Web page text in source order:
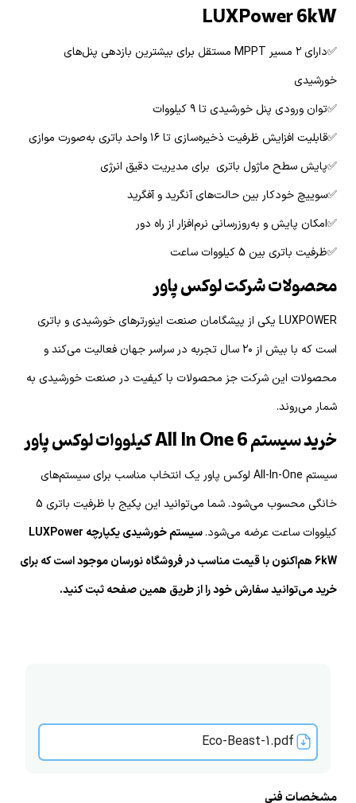
LUXPower 6kW
✅دارای ۲ مسیر MPPT مستقل برای بیشترین بازدهی پنل‌های
خورشیدی
✅توان ورودی پنل خورشیدی تا ۹ کیلووات
✅قابلیت افزایش ظرفیت ذخیره‌سازی تا ۱۶ واحد باتری به‌صورت موازی
✅پایش سطح ماژول باتری برای مدیریت دقیق انرژی
✅سوییچ خودکار بین حالت‌های آنگرید و آفگرید
✅امکان پایش و به‌روزرسانی نرم‌افزار از راه دور
✅ظرفیت باتری بین 5 کیلووات ساعت
محصولات شرکت لوکس پاور
LUXPOWER یکی از پیشگامان صنعت اینورترهای خورشیدی و باتری
است که با بیش از ۲۰ سال تجربه در سراسر جهان فعالیت می‌کند و
محصولات این شرکت جز محصولات با کیفیت در صنعت خورشیدی به
شمار می‌روند.
خرید سیستم All In One 6 کیلووات لوکس پاور
سیستم All-In-One لوکس پاور یک انتخاب مناسب برای سیستم‌های
خانگی محسوب می‌شود. شما می‌توانید این پکیج با ظرفیت باتری 5
کیلووات ساعت عرضه می‌شود.
سیستم خورشیدی یکپارچه LUXPower
6kW هم‌اکنون با قیمت مناسب در فروشگاه نورسان موجود است که برای
خرید می‌توانید سفارش خود را از طریق همین صفحه ثبت کنید.
Eco-Beast-1.pdf
مشخصات فنی